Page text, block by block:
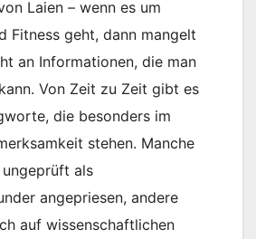
Laien – wenn es um
Fitness geht, dann mangelt
an Informationen, die man
Von Zeit zu Zeit gibt es
die besonders im
stehen. Manche
als
angepriesen, andere
auf wissenschaftlichen